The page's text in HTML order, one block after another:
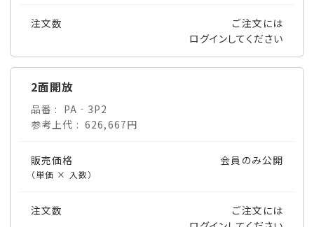
注文数
ご注文には
ログインしてください
2面開放
品番
PA‐3P2
参考上代
626,667円
販売価格
（単価 × 入数）
会員のみ公開
注文数
ご注文には